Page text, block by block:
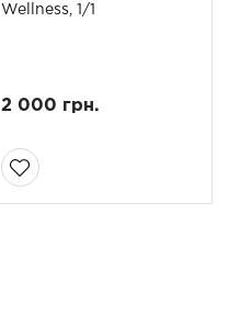
Wellness, 1/1
2 000 грн.